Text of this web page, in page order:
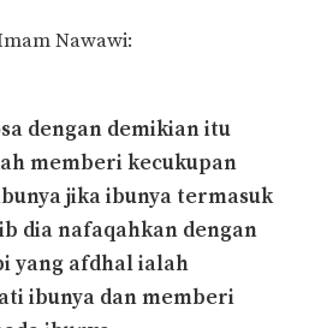
Nawawi:
dengan demikian itu
memberi kecukupan
jika ibunya termasuk
dia nafaqahkan dengan
yang afdhal ialah
ibunya dan memberi